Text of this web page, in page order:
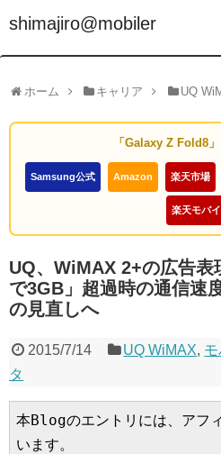
shimajiro@mobiler
ホーム キャリア UQ
「Galaxy Z Fold8
Samsung公式 Amazon 楽天市場
楽天モバ
UQ、WiMAX 2+の広告表
で3GB」超過時の通信速
の見直しへ
2015/7/14 UQ WiMAX,
タ
本Blogのエントリには、アフ
います。